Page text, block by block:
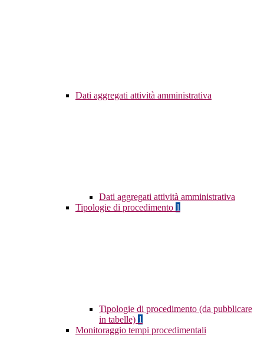
Dati aggregati attività amministrativa
Dati aggregati attività amministrativa
Tipologie di procedimento 1
Tipologie di procedimento (da pubblicare
in tabelle) 1
Monitoraggio tempi procedimentali